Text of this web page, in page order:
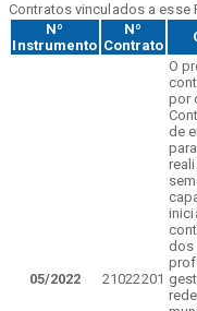
Contratos vinculados a esse
Nº
Instrumento
Nº
Contrato
05/2022 21022201
O
por
de
para
dos
rede